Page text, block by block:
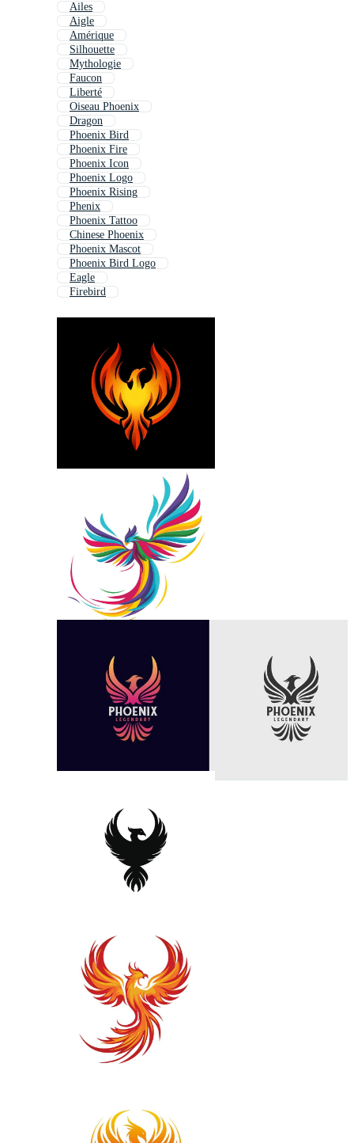
Ailes
Aigle
Amérique
Silhouette
Mythologie
Faucon
Liberté
Oiseau Phoenix
Dragon
Phoenix Bird
Phoenix Fire
Phoenix Icon
Phoenix Logo
Phoenix Rising
Phenix
Phoenix Tattoo
Chinese Phoenix
Phoenix Mascot
Phoenix Bird Logo
Eagle
Firebird